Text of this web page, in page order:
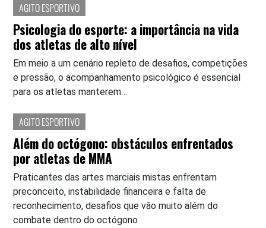
AGITO ESPORTIVO
Psicologia do esporte: a importância na vida
dos atletas de alto nível
Em meio a um cenário repleto de desafios, competições
e pressão, o acompanhamento psicológico é essencial
para os atletas manterem…
AGITO ESPORTIVO
Além do octógono: obstáculos enfrentados
por atletas de MMA
Praticantes das artes marciais mistas enfrentam
preconceito, instabilidade financeira e falta de
reconhecimento, desafios que vão muito além do
combate dentro do octógono